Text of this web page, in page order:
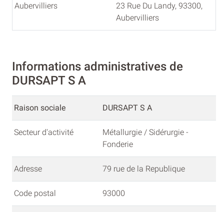
Aubervilliers
23 Rue Du Landy, 93300,
Aubervilliers
Informations administratives de
DURSAPT S A
Raison sociale DURSAPT S A
Secteur d'activité
Métallurgie / Sidérurgie -
Fonderie
Adresse 79 rue de la Republique
Code postal 93000